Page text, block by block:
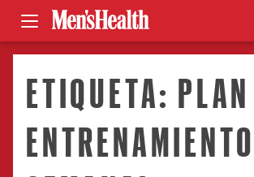
ETIQUETA:
ENTRENAMIENTO